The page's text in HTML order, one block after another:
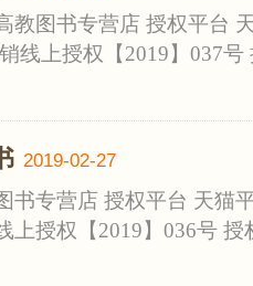
教图书专营店 授权平台
线上授权【2019】037
2019-02-27
书专营店 授权平台 天猫
上授权【2019】036号